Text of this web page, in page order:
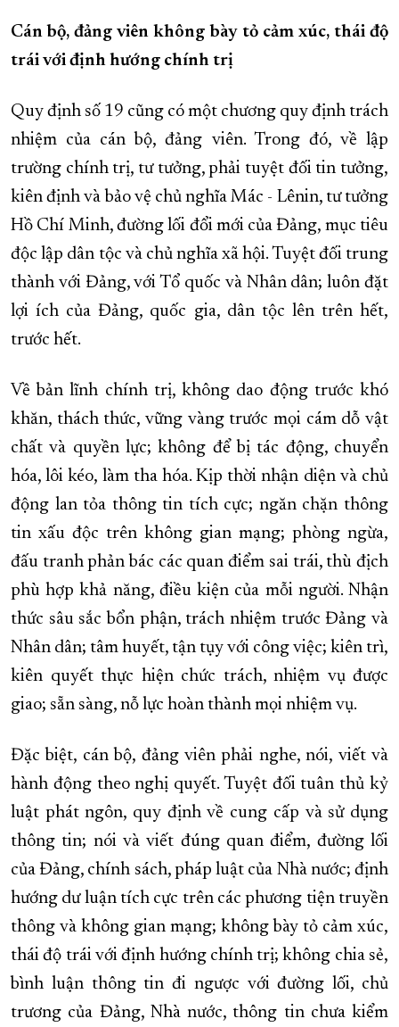
Cán bộ, đảng viên không bày tỏ cảm xúc, thái độ
trái với định hướng chính trị
Quy định số 19 cũng có một chương quy định trách
nhiệm của cán bộ, đảng viên. Trong đó, về lập
trường chính trị, tư tưởng, phải tuyệt đối tin tưởng,
kiên định và bảo vệ chủ nghĩa Mác - Lênin, tư tưởng
Hồ Chí Minh, đường lối đổi mới của Đảng, mục tiêu
độc lập dân tộc và chủ nghĩa xã hội. Tuyệt đối trung
thành với Đảng, với Tổ quốc và Nhân dân; luôn đặt
lợi ích của Đảng, quốc gia, dân tộc lên trên hết,
trước hết.
Về bản lĩnh chính trị, không dao động trước khó
khăn, thách thức, vững vàng trước mọi cám dỗ vật
chất và quyền lực; không để bị tác động, chuyển
hóa, lôi kéo, làm tha hóa. Kịp thời nhận diện và chủ
động lan tỏa thông tin tích cực; ngăn chặn thông
tin xấu độc trên không gian mạng; phòng ngừa,
đấu tranh phản bác các quan điểm sai trái, thù địch
phù hợp khả năng, điều kiện của mỗi người. Nhận
thức sâu sắc bổn phận, trách nhiệm trước Đảng và
Nhân dân; tâm huyết, tận tụy với công việc; kiên trì,
kiên quyết thực hiện chức trách, nhiệm vụ được
giao; sẵn sàng, nỗ lực hoàn thành mọi nhiệm vụ.
Đặc biệt, cán bộ, đảng viên phải nghe, nói, viết và
hành động theo nghị quyết. Tuyệt đối tuân thủ kỷ
luật phát ngôn, quy định về cung cấp và sử dụng
thông tin; nói và viết đúng quan điểm, đường lối
của Đảng, chính sách, pháp luật của Nhà nước; định
hướng dư luận tích cực trên các phương tiện truyền
thông và không gian mạng; không bày tỏ cảm xúc,
thái độ trái với định hướng chính trị; không chia sẻ,
bình luận thông tin đi ngược với đường lối, chủ
trương của Đảng, Nhà nước, thông tin chưa kiểm